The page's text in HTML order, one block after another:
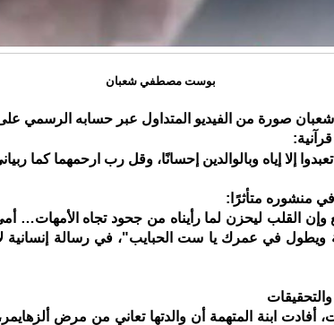
بوست مصطفي شعبان
صورة من الفيديو المتداول عبر حسابه الرسمي
إلا إياه وبالوالدين إحسانًا، وقل رب ارحمهما كما
منشوره متأثرًا:
وإن القلب ليحزن لما رأيناه من جحود تجاه الأمهات…
ويطول في عمرك يا ست الحبايب"، في رسالة إنسانية
أفادت ابنة المتهمة أن والدتها تعاني من مرض